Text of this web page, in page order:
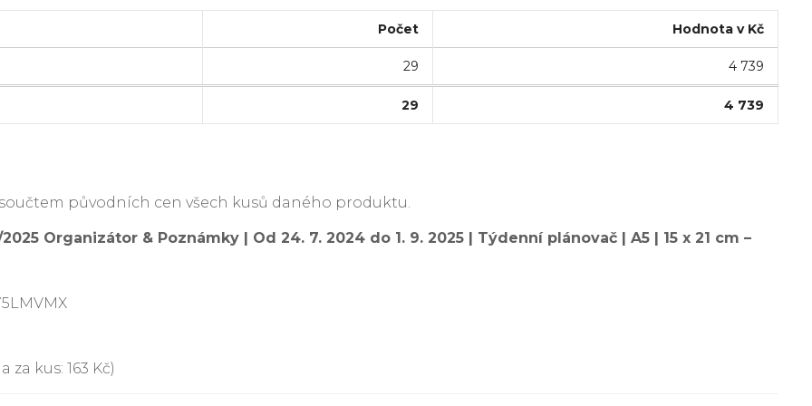
Počet Hodnota v Kč
29 4 739
29 4 739
původních cen všech kusů daného produktu.
Organizátor & Poznámky | Od 24. 7. 2024 do 1. 9. 2025 | Týdenní plánovač | A5 | 15 x 21 cm –
za kus: 163 Kč)